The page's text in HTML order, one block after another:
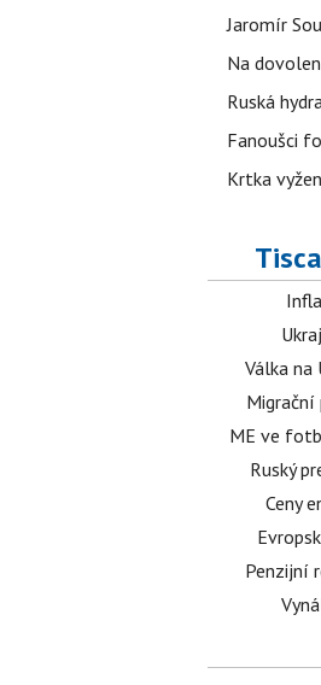
Jaromír
Na
Ruská
Fanoušci
Krtka
Válka na
ME ve
Ruský
Ceny
Penzijní